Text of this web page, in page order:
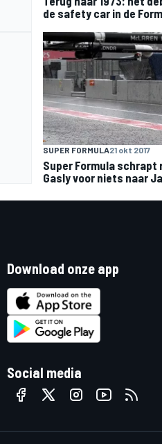
de safety car in de
SUPER FORMULA21 okt 2017
Super Formula schrapt
Gasly voor niets naar
Download onze app
Social media